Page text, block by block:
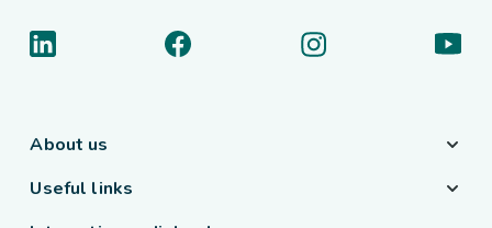
About us
Useful links